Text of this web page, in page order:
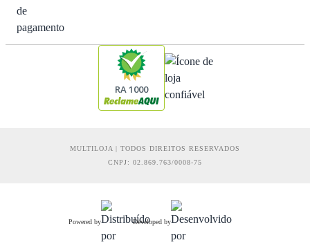
RA 1000
MULTILOJA | TODOS DIREITOS RESERVADOS
CNPJ: 02.869.763/0008-75
Powered by Developed by